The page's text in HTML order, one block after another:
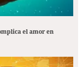
el amor en